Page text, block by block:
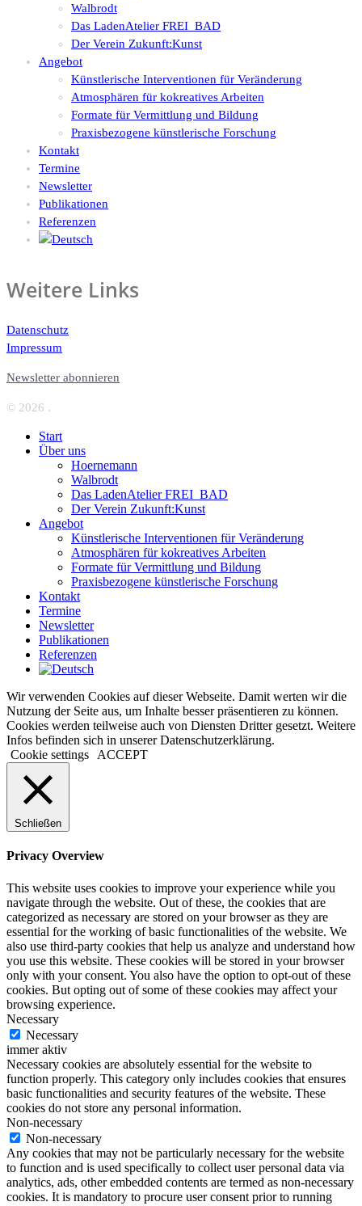
Walbrodt
Das LadenAtelier FREI_BAD
Der Verein Zukunft:Kunst
Angebot
Künstlerische Interventionen für Veränderung
Atmosphären für kokreatives Arbeiten
Formate für Vermittlung und Bildung
Praxisbezogene künstlerische Forschung
Kontakt
Termine
Newsletter
Publikationen
Referenzen
Weitere Links
Datenschutz
Impressum
Newsletter abonnieren
© 2026 .
Start
Über uns
Hoernemann
Walbrodt
Das LadenAtelier FREI_BAD
Der Verein Zukunft:Kunst
Angebot
Künstlerische Interventionen für Veränderung
Atmosphären für kokreatives Arbeiten
Formate für Vermittlung und Bildung
Praxisbezogene künstlerische Forschung
Kontakt
Termine
Newsletter
Publikationen
Referenzen
Wir verwenden Cookies auf dieser Webseite. Damit werten wir die
Nutzung der Seite aus, um Inhalte besser präsentieren zu können.
Cookies werden teilweise auch von Diensten Dritter gesetzt. Weitere
Infos befinden sich in unserer Datenschutzerklärung.
Cookie settings
ACCEPT
Schließen
Privacy Overview
This website uses cookies to improve your experience while you
navigate through the website. Out of these, the cookies that are
categorized as necessary are stored on your browser as they are
essential for the working of basic functionalities of the website. We
also use third-party cookies that help us analyze and understand how
you use this website. These cookies will be stored in your browser
only with your consent. You also have the option to opt-out of these
cookies. But opting out of some of these cookies may affect your
browsing experience.
Necessary
Necessary
immer aktiv
Necessary cookies are absolutely essential for the website to
function properly. This category only includes cookies that ensures
basic functionalities and security features of the website. These
cookies do not store any personal information.
Non-necessary
Non-necessary
Any cookies that may not be particularly necessary for the website
to function and is used specifically to collect user personal data via
analytics, ads, other embedded contents are termed as non-necessary
cookies. It is mandatory to procure user consent prior to running